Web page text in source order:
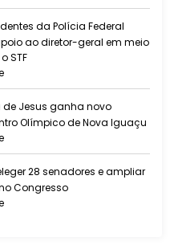
da Polícia Federal
ao diretor-geral em meio
STF
de Jesus ganha novo
Olímpico de Nova Iguaçu
28 senadores e ampliar
Congresso